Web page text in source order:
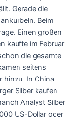
Gerade die
Beim
Einen großen
kaufte im Februar
die gesamte
seitens
hinzu. In China
Silber kaufen
Analyst Silber
US-Dollar oder